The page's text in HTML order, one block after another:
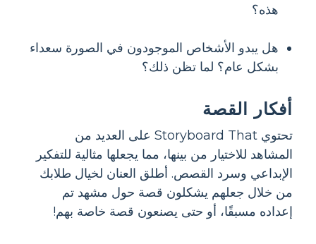
هذه؟
هل يبدو الأشخاص الموجودون في الصورة سعداء
بشكل عام؟ لما تظن ذلك؟
أفكار القصة
تحتوي Storyboard That على العديد من
المشاهد للاختيار من بينها، مما يجعلها مثالية للتفكير
الإبداعي وسرد القصص. أطلق العنان لخيال طلابك
من خلال جعلهم يشكلون قصة حول مشهد تم
إعداده مسبقًا، أو حتى يصنعون قصة خاصة بهم!